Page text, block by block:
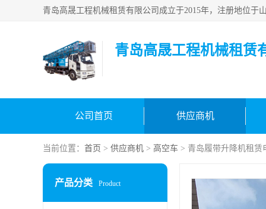
青岛高晟工程机械租赁
公司首页 供应商机
当前位置： 首页 > 供应商机 > 高空车 > 青岛履带升降机租赁
产品分类 Product